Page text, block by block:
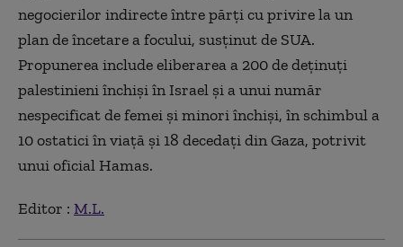
negocierilor indirecte între părți cu privire la un
plan de încetare a focului, susținut de SUA.
Propunerea include eliberarea a 200 de deținuți
palestinieni închiși în Israel și a unui număr
nespecificat de femei și minori închiși, în schimbul a
10 ostatici în viață și 18 decedați din Gaza, potrivit
unui oficial Hamas.
Editor : M.L.